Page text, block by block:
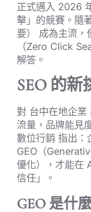
正式邁入 2026
擊」的競賽。隨
要） 成為主流，
（Zero Click
解答。
SEO 的新
對 台中在地企業
流量，品牌能見
數位行銷 指出：
GEO（
優化），才能在
信任」。
GEO 是什